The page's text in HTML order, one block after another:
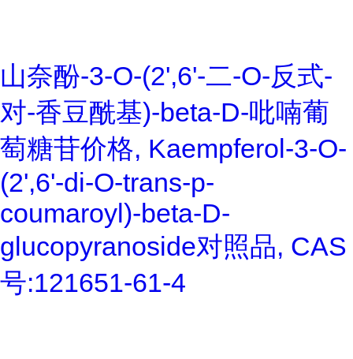
山奈酚-3-O-(2',6'-二-O-反式-
对-香豆酰基)-beta-D-吡喃葡
萄糖苷价格, Kaempferol-3-O-
(2',6'-di-O-trans-p-
coumaroyl)-beta-D-
glucopyranoside对照品, CAS
号:121651-61-4